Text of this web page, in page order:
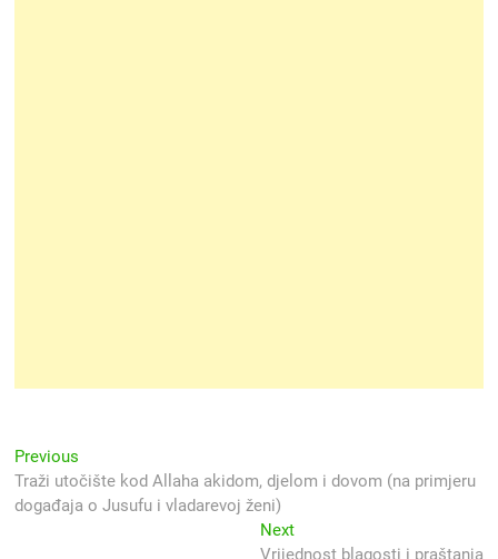
Navigacija
objava
Previous
post:
Traži utočište kod Allaha akidom, djelom i dovom (na primjeru
događaja o Jusufu i vladarevoj ženi)
NextNext
post:
Vrijednost blagosti i praštanja